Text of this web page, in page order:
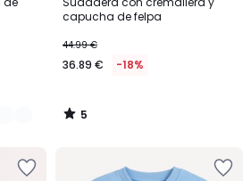
capucha de felpa
44.99 €
36.89 € -18%
5
5
/